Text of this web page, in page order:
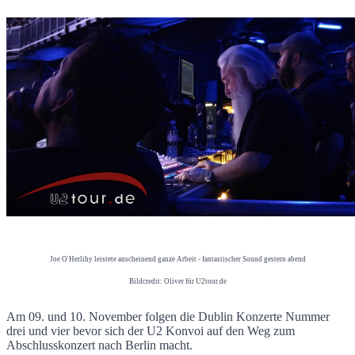
Joe O'Herlihy leistete anscheinend ganze Arbeit - fantastischer Sound gestern abend
Bildcredit: Oliver für U2tour.de
Am 09. und 10. November folgen die Dublin Konzerte Nummer
drei und vier bevor sich der U2 Konvoi auf den Weg zum
Abschlusskonzert nach Berlin macht.